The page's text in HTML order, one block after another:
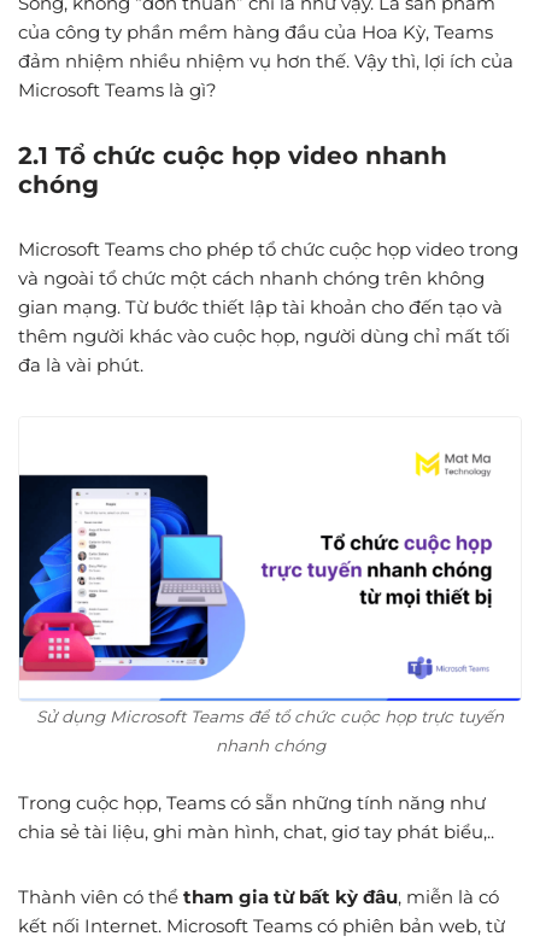
của công ty phần mềm hàng đầu của Hoa Kỳ, Teams
đảm nhiệm nhiều nhiệm vụ hơn thế. Vậy thì, lợi ích của
Microsoft Teams là gì?
2.1 Tổ chức cuộc họp video nhanh
chóng
Microsoft Teams cho phép tổ chức cuộc họp video trong
và ngoài tổ chức một cách nhanh chóng trên không
gian mạng. Từ bước thiết lập tài khoản cho đến tạo và
thêm người khác vào cuộc họp, người dùng chỉ mất tối
đa là vài phút.
Sử dụng Microsoft Teams để tổ chức cuộc họp trực tuyến
nhanh chóng
Trong cuộc họp, Teams có sẵn những tính năng như
chia sẻ tài liệu, ghi màn hình, chat, giơ tay phát biểu,..
Thành viên có thể tham gia từ bất kỳ đâu, miễn là có
kết nối Internet. Microsoft Teams có phiên bản web, từ